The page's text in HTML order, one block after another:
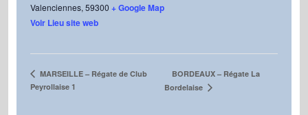
Valenciennes, 59300 + Google Map
Voir Lieu site web
MARSEILLE – Régate de Club
Peyrollaise 1
BORDEAUX – Régate La
Bordelaise